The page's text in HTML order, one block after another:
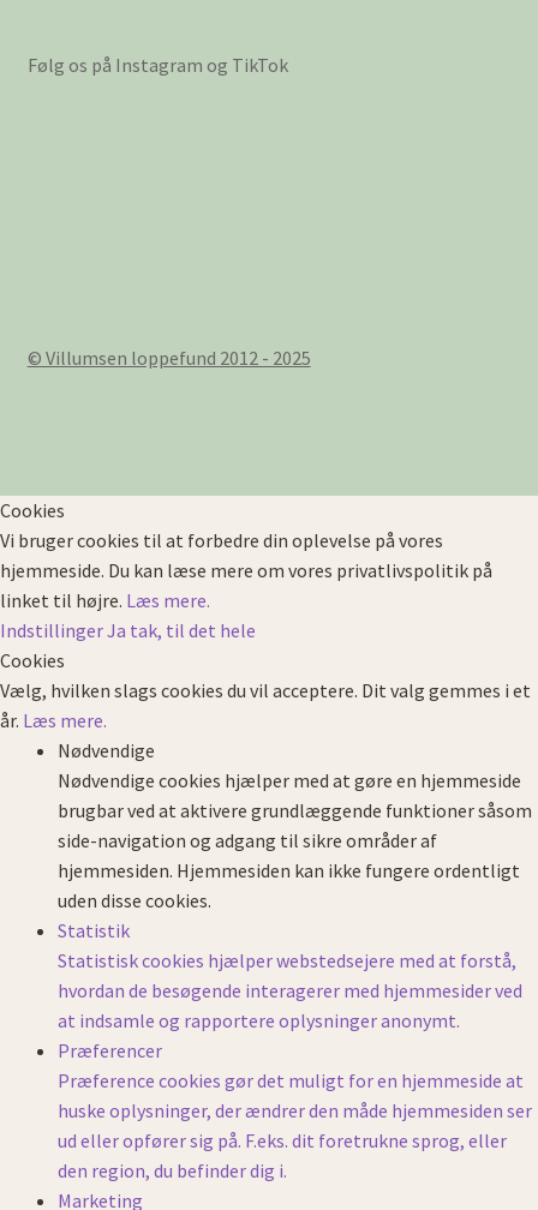
Følg os på Instagram og TikTok
© Villumsen loppefund 2012 - 2025
Cookies
Vi bruger cookies til at forbedre din oplevelse på vores
hjemmeside. Du kan læse mere om vores privatlivspolitik på
linket til højre. Læs mere.
IndstillingerJa tak, til det hele
Cookies
Vælg, hvilken slags cookies du vil acceptere. Dit valg gemmes i et
år. Læs mere.
Nødvendige
Nødvendige cookies hjælper med at gøre en hjemmeside
brugbar ved at aktivere grundlæggende funktioner såsom
side-navigation og adgang til sikre områder af
hjemmesiden. Hjemmesiden kan ikke fungere ordentligt
uden disse cookies.
Statistik
Statistisk cookies hjælper webstedsejere med at forstå,
hvordan de besøgende interagerer med hjemmesider ved
at indsamle og rapportere oplysninger anonymt.
Præferencer
Præference cookies gør det muligt for en hjemmeside at
huske oplysninger, der ændrer den måde hjemmesiden ser
ud eller opfører sig på. F.eks. dit foretrukne sprog, eller
den region, du befinder dig i.
Marketing